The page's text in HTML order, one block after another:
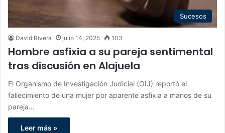
Sucesos
David Rivera julio 14, 2025 103
Hombre asfixia a su pareja sentimental
tras discusión en Alajuela
El Organismo de Investigación Judicial (OIJ) reportó el
fallecimiento de una mujer por aparente asfixia a manos de su
pareja…
Leer más »